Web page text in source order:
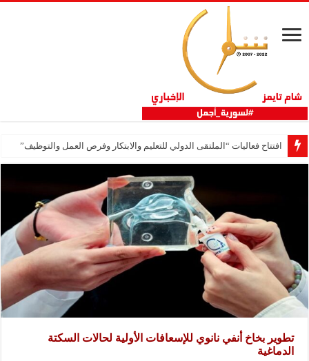
افتتاح فعاليات “الملتقى الدولي للتعليم والابتكار وفرص العمل والتوظيف”
تطوير بخاخ أنفي نانوي للإسعافات الأولية لحالات السكتة
الدماغية